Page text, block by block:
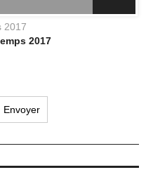
2017
2017